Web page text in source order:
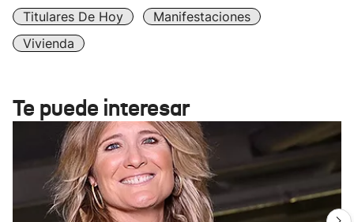
Titulares De Hoy
Manifestaciones
Vivienda
Te puede interesar